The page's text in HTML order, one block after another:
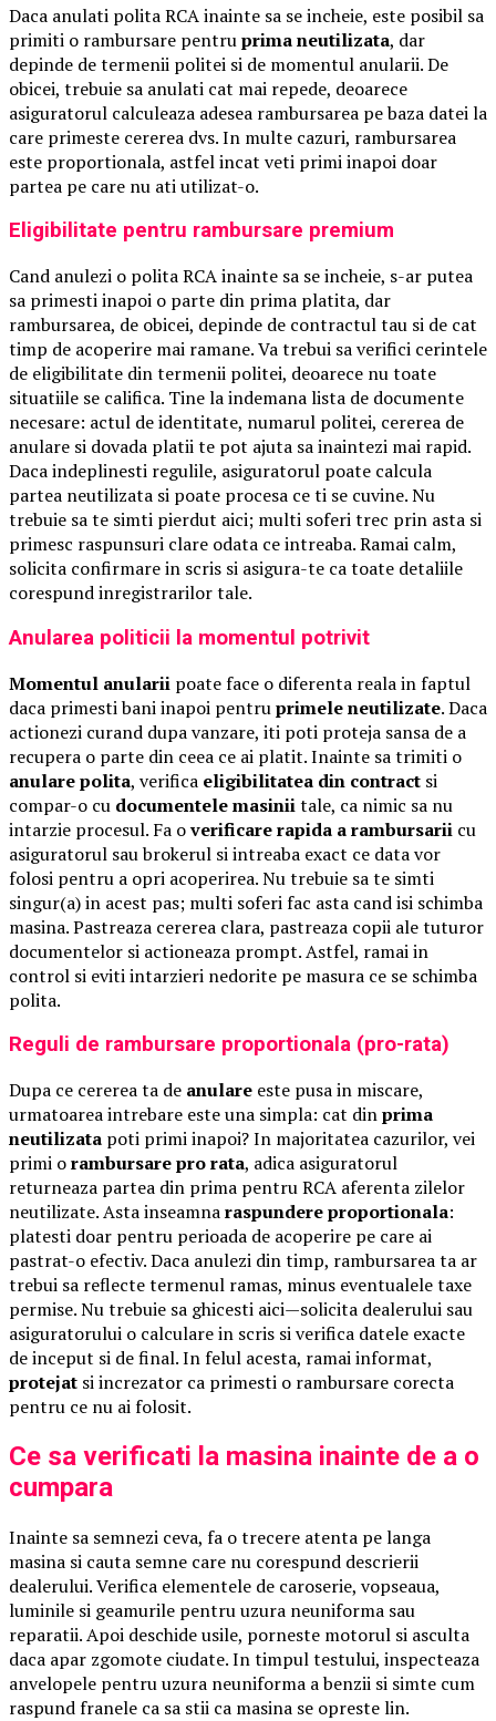
Daca anulati polita RCA inainte sa se incheie, este posibil sa
primiti o rambursare pentruprima neutilizata, dar
depinde de termenii politei si de momentul anularii. De
obicei, trebuie sa anulati cat mai repede, deoarece
asiguratorul calculeaza adesea rambursarea pe baza datei la
care primeste cererea dvs. In multe cazuri, rambursarea
este proportionala, astfel incat veti primi inapoi doar
partea pe care nu ati utilizat-o.
Eligibilitate pentru rambursare premium
Cand anulezi o polita RCA inainte sa se incheie, s-ar putea
sa primesti inapoi o parte din prima platita, dar
rambursarea, de obicei, depinde de contractul tau si de cat
timp de acoperire mai ramane. Va trebui sa verifici cerintele
de eligibilitate din termenii politei, deoarece nu toate
situatiile se califica. Tine la indemana lista de documente
necesare: actul de identitate, numarul politei, cererea de
anulare si dovada platii te pot ajuta sa inaintezi mai rapid.
Daca indeplinesti regulile, asiguratorul poate calcula
partea neutilizata si poate procesa ce ti se cuvine. Nu
trebuie sa te simti pierdut aici; multi soferi trec prin asta si
primesc raspunsuri clare odata ce intreaba. Ramai calm,
solicita confirmare in scris si asigura-te ca toate detaliile
corespund inregistrarilor tale.
Anularea politicii la momentul potrivit
Momentul anularii poate face o diferenta reala in faptul
daca primesti bani inapoi pentruprimele neutilizate. Daca
actionezi curand dupa vanzare, iti poti proteja sansa de a
recupera o parte din ceea ce ai platit. Inainte sa trimiti o
anulare polita, verifica eligibilitatea din contract si
compar-o cu documentele masiniitale, ca nimic sa nu
intarzie procesul. Fa overificare rapida a rambursarii cu
asiguratorul sau brokerul si intreaba exact ce data vor
folosi pentru a opri acoperirea. Nu trebuie sa te simti
singur(a) in acest pas; multi soferi fac asta cand isi schimba
masina. Pastreaza cererea clara, pastreaza copii ale tuturor
documentelor si actioneaza prompt. Astfel, ramai in
control si eviti intarzieri nedorite pe masura ce se schimba
polita.
Reguli de rambursare proportionala (pro-rata)
Dupa ce cererea ta de anulare este pusa in miscare,
urmatoarea intrebare este una simpla: cat dinprima
neutilizata poti primi inapoi? In majoritatea cazurilor, vei
primi orambursare pro rata, adica asiguratorul
returneaza partea din prima pentru RCA aferenta zilelor
neutilizate. Asta inseamnaraspundere proportionala:
platesti doar pentru perioada de acoperire pe care ai
pastrat-o efectiv. Daca anulezi din timp, rambursarea ta ar
trebui sa reflecte termenul ramas, minus eventualele taxe
permise. Nu trebuie sa ghicesti aici—solicita dealerului sau
asiguratorului o calculare in scris si verifica datele exacte
de inceput si de final. In felul acesta, ramai informat,
protejat si increzator ca primesti o rambursare corecta
pentru ce nu ai folosit.
Ce sa verificati la masina inainte de a o
cumpara
Inainte sa semnezi ceva, fa o trecere atenta pe langa
masina si cauta semne care nu corespund descrierii
dealerului. Verifica elementele de caroserie, vopseaua,
luminile si geamurile pentru uzura neuniforma sau
reparatii. Apoi deschide usile, porneste motorul si asculta
daca apar zgomote ciudate. In timpul testului, inspecteaza
anvelopele pentru uzura neuniforma a benzii si simte cum
raspund franele ca sa stii ca masina se opreste lin.